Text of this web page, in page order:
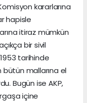
kararlarına
hapisle
itiraz mümkün
bir sivil
tarihinde
bütün mallarına el
Bugün ise AKP,
içine